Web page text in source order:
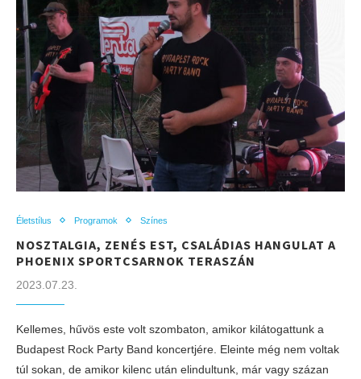
Életstílus Programok Színes
NOSZTALGIA, ZENÉS EST, CSALÁDIAS HANGULAT A
PHOENIX SPORTCSARNOK TERASZÁN
2023.07.23.
Kellemes, hűvös este volt szombaton, amikor kilátogattunk a
Budapest Rock Party Band koncertjére. Eleinte még nem voltak
túl sokan, de amikor kilenc után elindultunk, már vagy százan